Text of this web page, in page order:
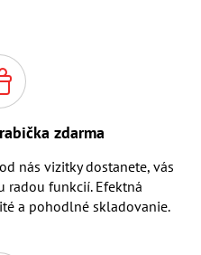
zdarma
nás vizitky dostanete, vás
radou funkcií. Efektná
a pohodlné skladovanie.